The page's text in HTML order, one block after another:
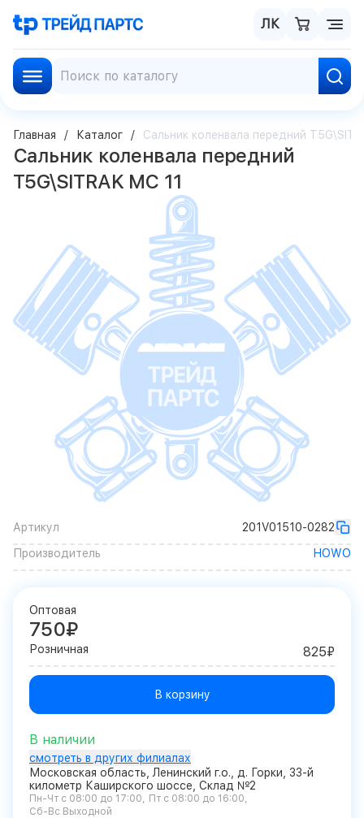
ЛК
Главная Каталог Сальник коленвала передний
Сальник коленвала передний
T5G\SITRAK MC 11
Артикул
201V01510-0282
Производитель
HOWO
Оптовая
750₽
Розничная 825₽
В корзину
В наличии
смотреть в других филиалах
Московская область, Ленинский г.о., д. Горки, 33-й
километр Каширского шоссе, Склад №2
Пн-Чт с 08:00 до 17:00
Пт с 08:00 до 16:00
Сб-Вс Выходной